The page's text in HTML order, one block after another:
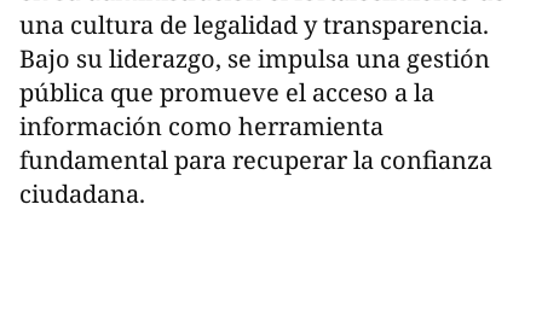
una cultura de legalidad y transparencia.
Bajo su liderazgo, se impulsa una gestión
pública que promueve el acceso a la
información como herramienta
fundamental para recuperar la confianza
ciudadana.